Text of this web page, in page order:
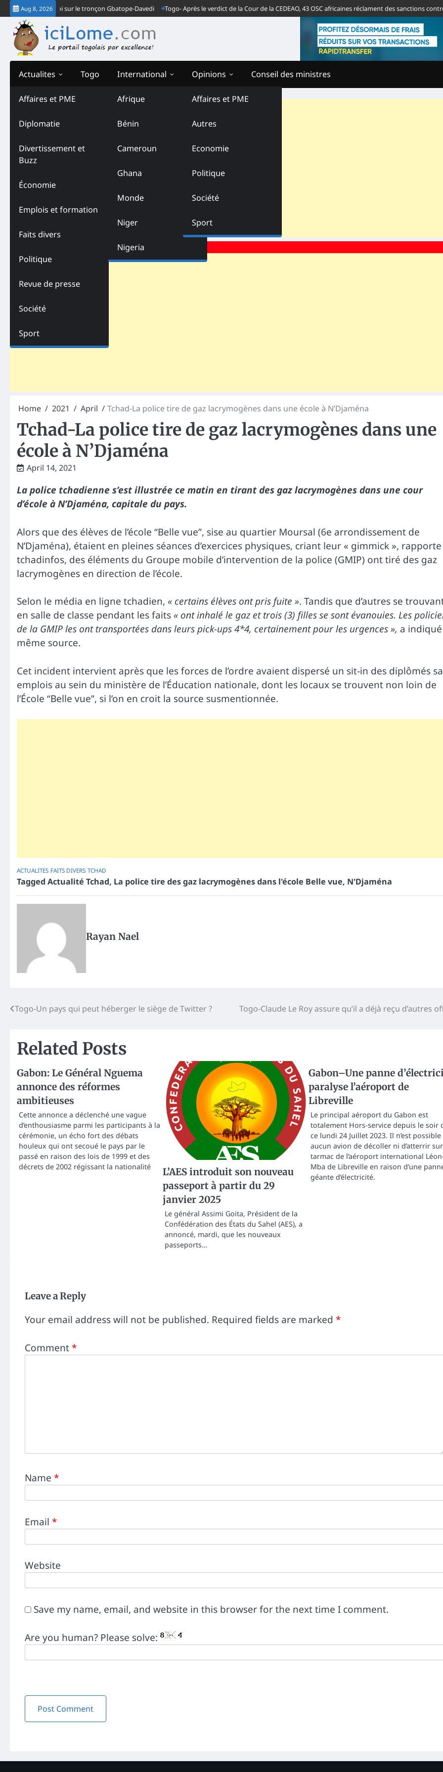
Skip
to
content
Aug 8, 2026
font la loi sur le tronçon Gbatope-Davedi Togo- Après le verdict de la Cour de la CEDEAO, 43 OSC africaines réclament des sanctions contre le
Actualites
Affaires et PME
Diplomatie
Divertissement et
Buzz
Économie
Emplois et formation
Faits divers
Politique
Revue de presse
Société
Sport
Togo International
Afrique
Bénin
Cameroun
Ghana
Monde
Niger
Nigeria
Opinions
Affaires et PME
Autres
Economie
Politique
Société
Sport
Conseil des ministres
Home 2021 April Tchad-La police tire de gaz lacrymogènes dans une école à N’Djaména
Tchad-La police tire de gaz lacrymogènes dans une
école à N’Djaména
April 14, 2021
La police tchadienne s’est illustrée ce matin en tirant des gaz lacrymogènes dans une cour
d’école à N’Djaména, capitale du pays.
Alors que des élèves de l’école “Belle vue”, sise au quartier Moursal (6e arrondissement de
N’Djaména), étaient en pleines séances d’exercices physiques, criant leur « gimmick », rapporte
tchadinfos, des éléments du Groupe mobile d’intervention de la police (GMIP) ont tiré des gaz
lacrymogènes en direction de l’école.
Selon le média en ligne tchadien, « certains élèves ont pris fuite ». Tandis que d’autres se
en salle de classe pendant les faits « ont inhalé le gaz et trois (3) filles se sont évanouies. Les
de la GMIP les ont transportées dans leurs pick-ups 4*4, certainement pour les urgences », a
même source.
Cet incident intervient après que les forces de l’ordre avaient dispersé un sit-in des diplômés
emplois au sein du ministère de l’Éducation nationale, dont les locaux se trouvent non loin de
l’École “Belle vue”, si l’on en croit la source susmentionnée.
ACTUALITES FAITS DIVERS TCHAD
Tagged Actualité Tchad, La police tire des gaz lacrymogènes dans l'école Belle vue, N'Djaména
Rayan Nael
Post
Togo-Un pays qui peut héberger le siège de Twitter ? Togo-Claude Le Roy assure qu’il a déjà reçu d’autres
Related Posts
Gabon: Le Général Nguema
annonce des réformes
ambitieuses
Cette annonce a déclenché une vague
d’enthousiasme parmi les participants à la
cérémonie, un écho fort des débats
houleux qui ont secoué le pays par le
passé en raison des lois de 1999 et des
décrets de 2002 régissant la nationalité
L’AES introduit son nouveau
passeport à partir du 29
janvier 2025
Le général Assimi Goita, Président de la
Confédération des États du Sahel (AES), a
annoncé, mardi, que les nouveaux
passeports…
Gabon–Une panne
paralyse l’aéroport de
Libreville
Le principal aéroport du Gabon est
totalement Hors-service depuis le soir
ce lundi 24 Juillet 2023. Il n’est possible
aucun avion de décoller ni d’atterrir
tarmac de l’aéroport international
Mba de Libreville en raison d’une
géante d’électricité.
Leave a Reply
Your email address will not be published. Required fields are marked *
Comment*
Name *
Email *
Website
Save my name, email, and website in this browser for the next time I comment.
Are you human? Please solve: